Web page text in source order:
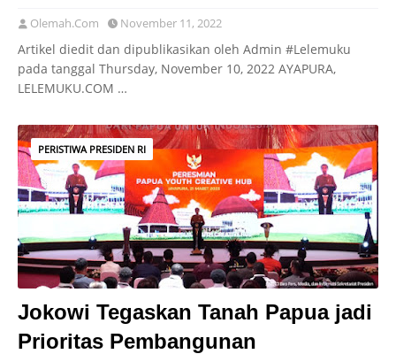
Olemah.Com November 11, 2022
Artikel diedit dan dipublikasikan oleh Admin #Lelemuku
pada tanggal Thursday, November 10, 2022 AYAPURA,
LELEMUKU.COM …
PERISTIWA PRESIDEN RI
Jokowi Tegaskan Tanah Papua jadi
Prioritas Pembangunan